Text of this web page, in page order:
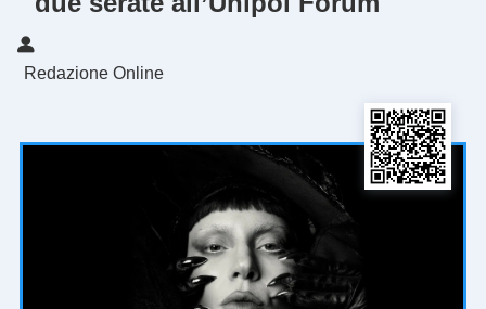
Redazione Online